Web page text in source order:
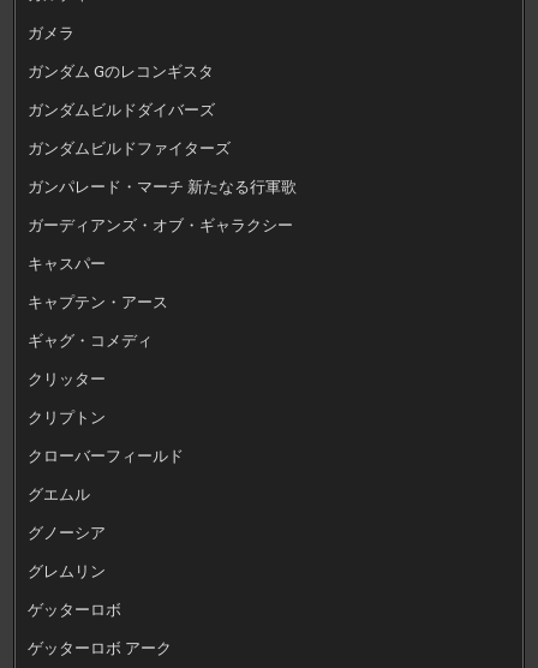
ガメラ
ガンダム Gのレコンギスタ
ガンダムビルドダイバーズ
ガンダムビルドファイターズ
ガンパレード・マーチ 新たなる行軍歌
ガーディアンズ・オブ・ギャラクシー
キャスパー
キャプテン・アース
ギャグ・コメディ
クリッター
クリプトン
クローバーフィールド
グエムル
グノーシア
グレムリン
ゲッターロボ
ゲッターロボ アーク